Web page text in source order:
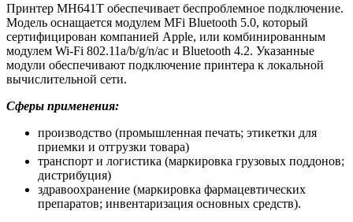
Принтер MH641T обеспечивает беспроблемное подключение.
Модель оснащается модулем MFi Bluetooth 5.0, который
сертифицирован компанией Apple, или комбинированным
модулем Wi-Fi 802.11a/b/g/n/ac и Bluetooth 4.2. Указанные
модули обеспечивают подключение принтера к локальной
вычислительной сети.
Сферы применения:
производство (промышленная печать; этикетки для
приемки и отгрузки товара)
транспорт и логистика (маркировка грузовых поддонов;
дистрибуция)
здравоохранение (маркировка фармацевтических
препаратов; инвентаризация основных средств).